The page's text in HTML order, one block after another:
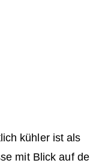
kühler ist als
mit Blick auf